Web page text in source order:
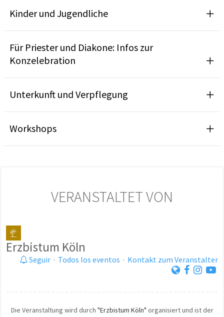
Kinder und Jugendliche
Für Priester und Diakone: Infos zur
Konzelebration
Unterkunft und Verpflegung
Workshops
VERANSTALTET VON
Erzbistum Köln
Seguir · Todos los eventos · Kontakt zum Veranstalter
Die Veranstaltung wird durch "Erzbistum Köln" organisiert und ist der